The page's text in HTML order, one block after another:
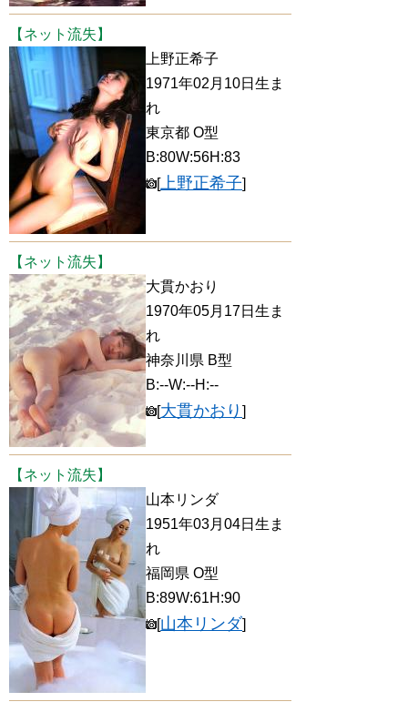
【ネット流失】
上野正希子
1971年02月10日生ま
れ
東京都 O型
B:80W:56H:83
上野正希子
【ネット流失】
大貫かおり
1970年05月17日生ま
れ
神奈川県 B型
B:--W:--H:--
大貫かおり
【ネット流失】
山本リンダ
1951年03月04日生ま
れ
福岡県 O型
B:89W:61H:90
山本リンダ